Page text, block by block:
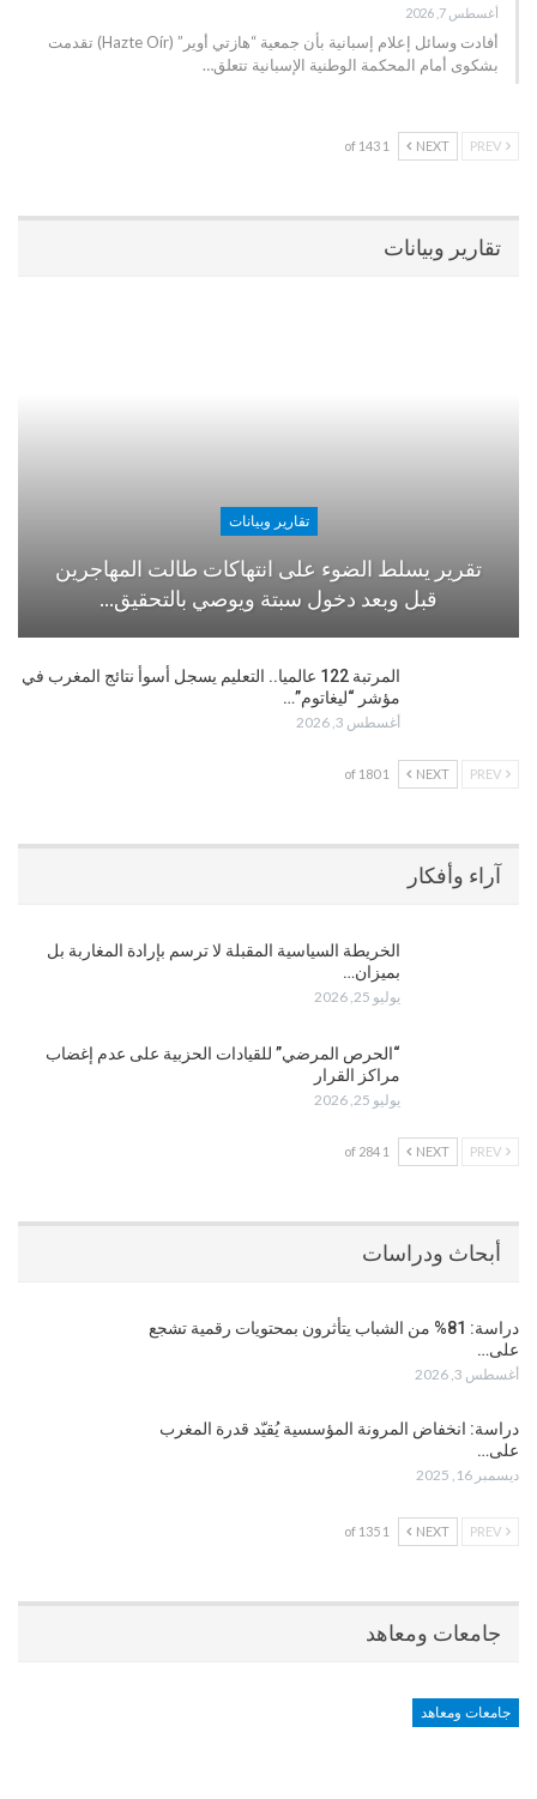
أغسطس 7, 2026
أفادت وسائل إعلام إسبانية بأن جمعية “هازتي أوير” (Hazte Oír) تقدمت
بشكوى أمام المحكمة الوطنية الإسبانية تتعلق…
NEXT
1 of 143
تقارير وبيانات
تقارير وبيانات
تقرير يسلط الضوء على انتهاكات طالت المهاجرين
قبل وبعد دخول سبتة ويوصي بالتحقيق…
المرتبة 122 عالميا.. التعليم يسجل أسوأ نتائج المغرب في
مؤشر “ليغاتوم”…
أغسطس 3, 2026
NEXT
1 of 180
آراء وأفكار
الخريطة السياسية المقبلة لا ترسم بإرادة المغاربة بل
بميزان…
يوليو 25, 2026
“الحرص المرضي” للقيادات الحزبية على عدم إغضاب
مراكز القرار
يوليو 25, 2026
NEXT
1 of 284
أبحاث ودراسات
دراسة: 81% من الشباب يتأثرون بمحتويات رقمية تشجع
على…
أغسطس 3, 2026
دراسة: انخفاض المرونة المؤسسية يُقيّد قدرة المغرب
على…
ديسمبر 16, 2025
NEXT
1 of 135
جامعات ومعاهد
جامعات ومعاهد